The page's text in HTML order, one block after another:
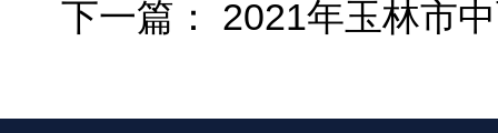
下一篇： 2021年玉林市